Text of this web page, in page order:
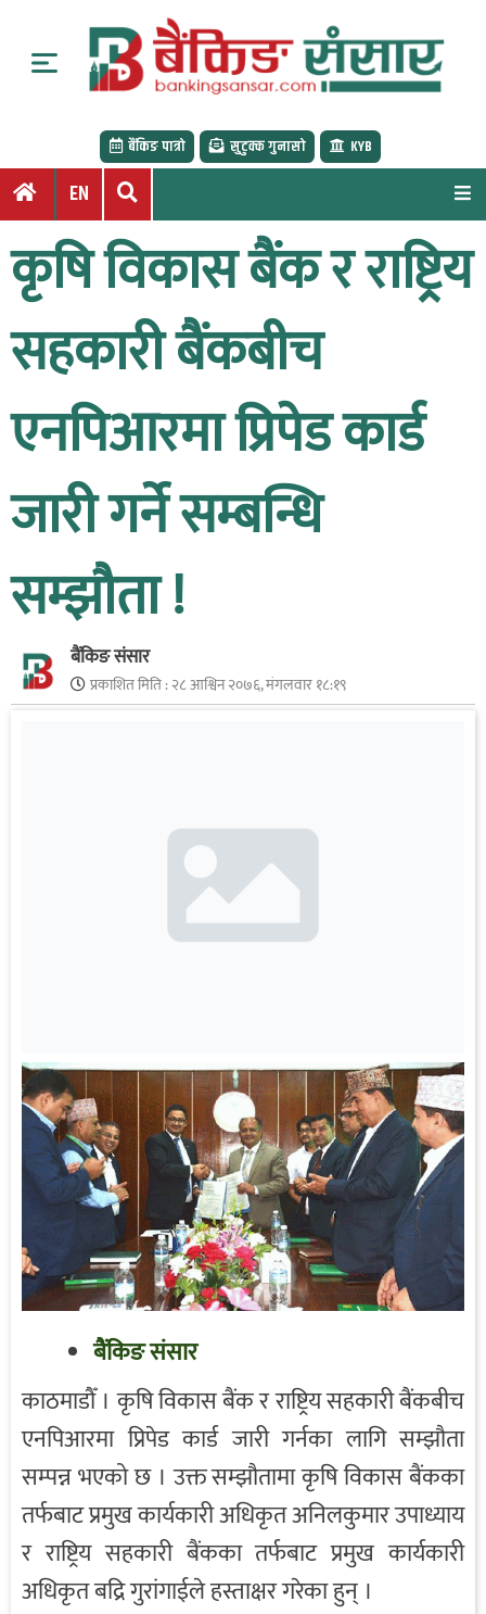
o
बैंकिङ पात्रो सुटुक्क गुनासो KYB
EN
कृषि विकास बैंक र राष्ट्रिय
सहकारी बैंकबीच
एनपिआरमा प्रिपेड कार्ड
जारी गर्ने सम्बन्धि
सम्झौता !
बैंकिङ संसार
प्रकाशित मिति :२८ आश्विन २०७६, मंगलवार १८:१९
बैंकिङ संसार
काठमाडौँ । कृषि विकास बैंक र राष्ट्रिय सहकारी बैंकबीच
एनपिआरमा प्रिपेड कार्ड जारी गर्नका लागि सम्झौता
सम्पन्न भएको छ । उक्त सम्झौतामा कृषि विकास बैंकका
तर्फबाट प्रमुख कार्यकारी अधिकृत अनिलकुमार उपाध्याय
र राष्ट्रिय सहकारी बैंकका तर्फबाट प्रमुख कार्यकारी
अधिकृत बद्रि गुरांगाईले हस्ताक्षर गरेका हुन् ।